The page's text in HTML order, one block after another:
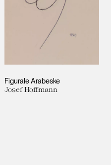
Figurale Arabeske
Josef Hoffmann
hinzufügen